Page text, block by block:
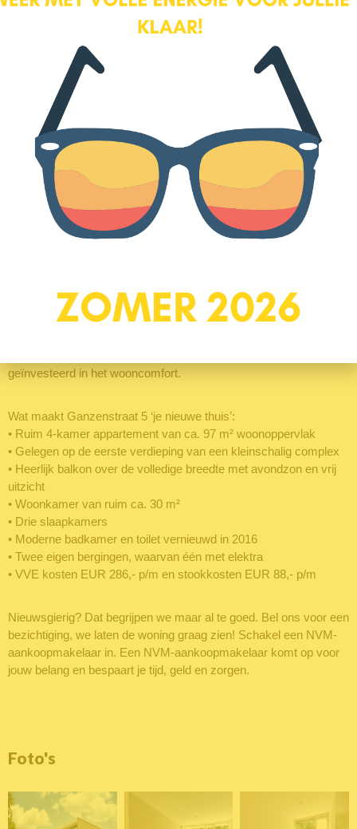
behoort op de begane grond nog een tweede, ruime berging tot
het appartement. Deze is uitermate geschikt voor het stallen van
seizoensspullen.
Binnentuin
Achter het appartementencomplex bevindt zich een ruime,
groene binnentuin die exclusief toegankelijk is voor de bewoners.
Deze gezamenlijke tuin vormt een leuk extraatje bij het
appartement en is een heerlijke plek om even buiten te zitten, te
genieten van de rust en het groen of gezellig een praatje te maken
met medebewoners.
het onderhoud van het complex. Zo is recent de coating van alle
balkons vervangen. Daarnaast staat op korte termijn de aanleg
geïnvesteerd in het wooncomfort.
Wat maakt Ganzenstraat 5 ‘je nieuwe thuis’:
• Ruim 4-kamer appartement van ca. 97 m² woonoppervlak
• Gelegen op de eerste verdieping van een kleinschalig complex
• Heerlijk balkon over de volledige breedte met avondzon en vrij
uitzicht
• Woonkamer van ruim ca. 30 m²
• Drie slaapkamers
• Moderne badkamer en toilet vernieuwd in 2016
• Twee eigen bergingen, waarvan één met elektra
• VVE kosten EUR 286,- p/m en stookkosten EUR 88,- p/m
Nieuwsgierig? Dat begrijpen we maar al te goed. Bel ons voor een
bezichtiging, we laten de woning graag zien! Schakel een NVM-
aankoopmakelaar in. Een NVM-aankoopmakelaar komt op voor
jouw belang en bespaart je tijd, geld en zorgen.
Foto's